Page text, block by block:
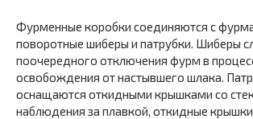
Фурменные коробки соединяются с
поворотные шиберы и патрубки. Шиберы
поочередного отключения фурм в
освобождения от настывшего шлака.
оснащаются откидными крышками со
наблюдения за плавкой, откидные